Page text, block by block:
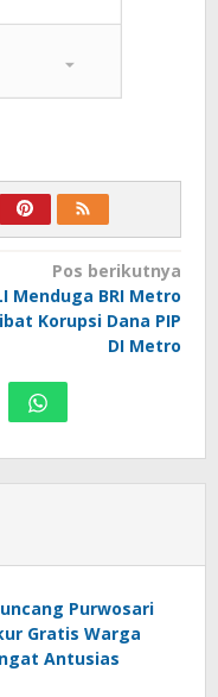
Pos berikutnya
Menduga BRI Metro
Korupsi Dana PIP
DI Metro
Purwosari
Gratis Warga
Antusias